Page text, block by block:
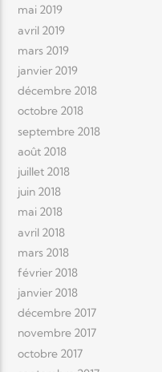
mai 2019
avril 2019
mars 2019
janvier 2019
décembre 2018
octobre 2018
septembre 2018
août 2018
juillet 2018
juin 2018
mai 2018
avril 2018
mars 2018
février 2018
janvier 2018
décembre 2017
novembre 2017
octobre 2017